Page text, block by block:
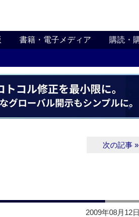
書籍・電子メディア 購読・
次の記事 »
2009年08月12